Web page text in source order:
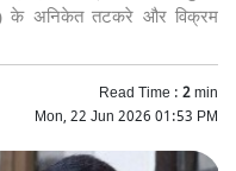
के अनिकेत तटकरे और विक्रम
Read Time :2min
Mon, 22 Jun 2026 01:53 PM